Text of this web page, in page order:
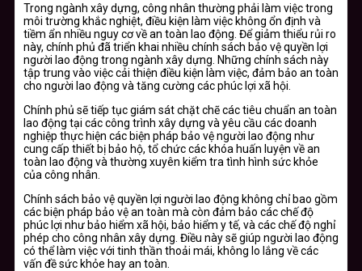
Trong ngành xây dựng, công nhân thường phải làm việc trong
môi trường khắc nghiệt, điều kiện làm việc không ổn định và
tiềm ẩn nhiều nguy cơ về an toàn lao động. Để giảm thiểu rủi ro
này, chính phủ đã triển khai nhiều chính sách bảo vệ quyền lợi
người lao động trong ngành xây dựng. Những chính sách này
tập trung vào việc cải thiện điều kiện làm việc, đảm bảo an toàn
cho người lao động và tăng cường các phúc lợi xã hội.
Chính phủ sẽ tiếp tục giám sát chặt chẽ các tiêu chuẩn an toàn
lao động tại các công trình xây dựng và yêu cầu các doanh
nghiệp thực hiện các biện pháp bảo vệ người lao động như
cung cấp thiết bị bảo hộ, tổ chức các khóa huấn luyện về an
toàn lao động và thường xuyên kiểm tra tình hình sức khỏe
của công nhân.
Chính sách bảo vệ quyền lợi người lao động không chỉ bao gồm
các biện pháp bảo vệ an toàn mà còn đảm bảo các chế độ
phúc lợi như bảo hiểm xã hội, bảo hiểm y tế, và các chế độ nghỉ
phép cho công nhân xây dựng. Điều này sẽ giúp người lao động
có thể làm việc với tinh thần thoải mái, không lo lắng về các
vấn đề sức khỏe hay an toàn.